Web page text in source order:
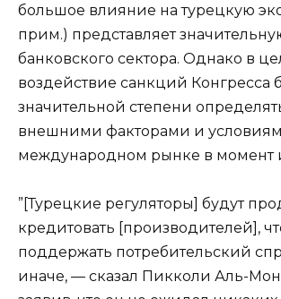
большое влияние на турецкую
прим.) представляет
банковского сектора. Однако в
воздействие санкций Конгресса
значительной степени
внешними факторами и
международном рынке в момент
”[Турецкие регуляторы] будут
кредитовать [производителей],
поддержать потребительский
иначе, — сказал Пикколи Аль-